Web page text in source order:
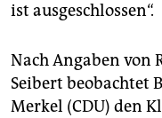
ist ausgeschlossen“.
Nach Angaben von
Seibert beobachtet
Merkel (CDU) den